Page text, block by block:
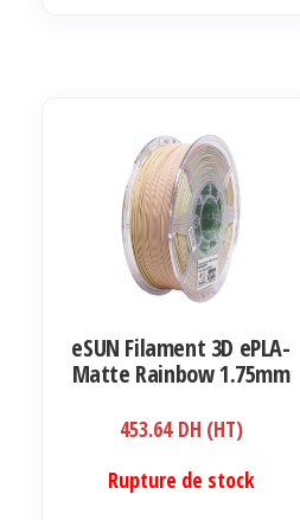
eSUN Filament 3D ePLA-
Matte Rainbow 1.75mm
453.64 DH (HT)
Rupture de stock